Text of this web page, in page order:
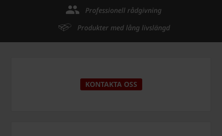
Professionell rådgivning
Produkter med lång livslängd
KONTAKTA OSS